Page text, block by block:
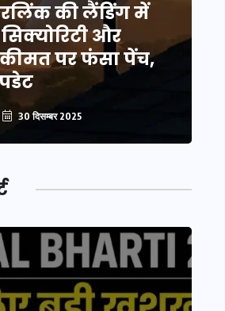
की लैंडिंग में
और
कीमत पर फंसा पेंच,
30 दिसम्बर 2025